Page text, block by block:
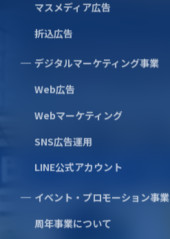
マスメディア広告
折込広告
デジタルマーケティング事業
Web広告
Webマーケティング
SNS広告運用
LINE公式アカウント
イベント・プロモーション事業
周年事業について
横浜市内B地区
（旭、瀬谷、戸塚、栄、泉、
金沢区）
横須賀地区
山）
(厚木、海老名、座間、大和、